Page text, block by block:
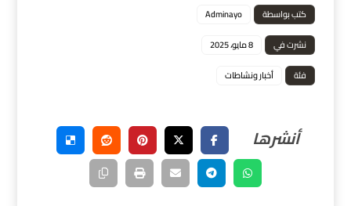
كتب بواسطة
Adminayo
نشرت في
8 مايو، 2025
فئة
أخبار ونشاطات